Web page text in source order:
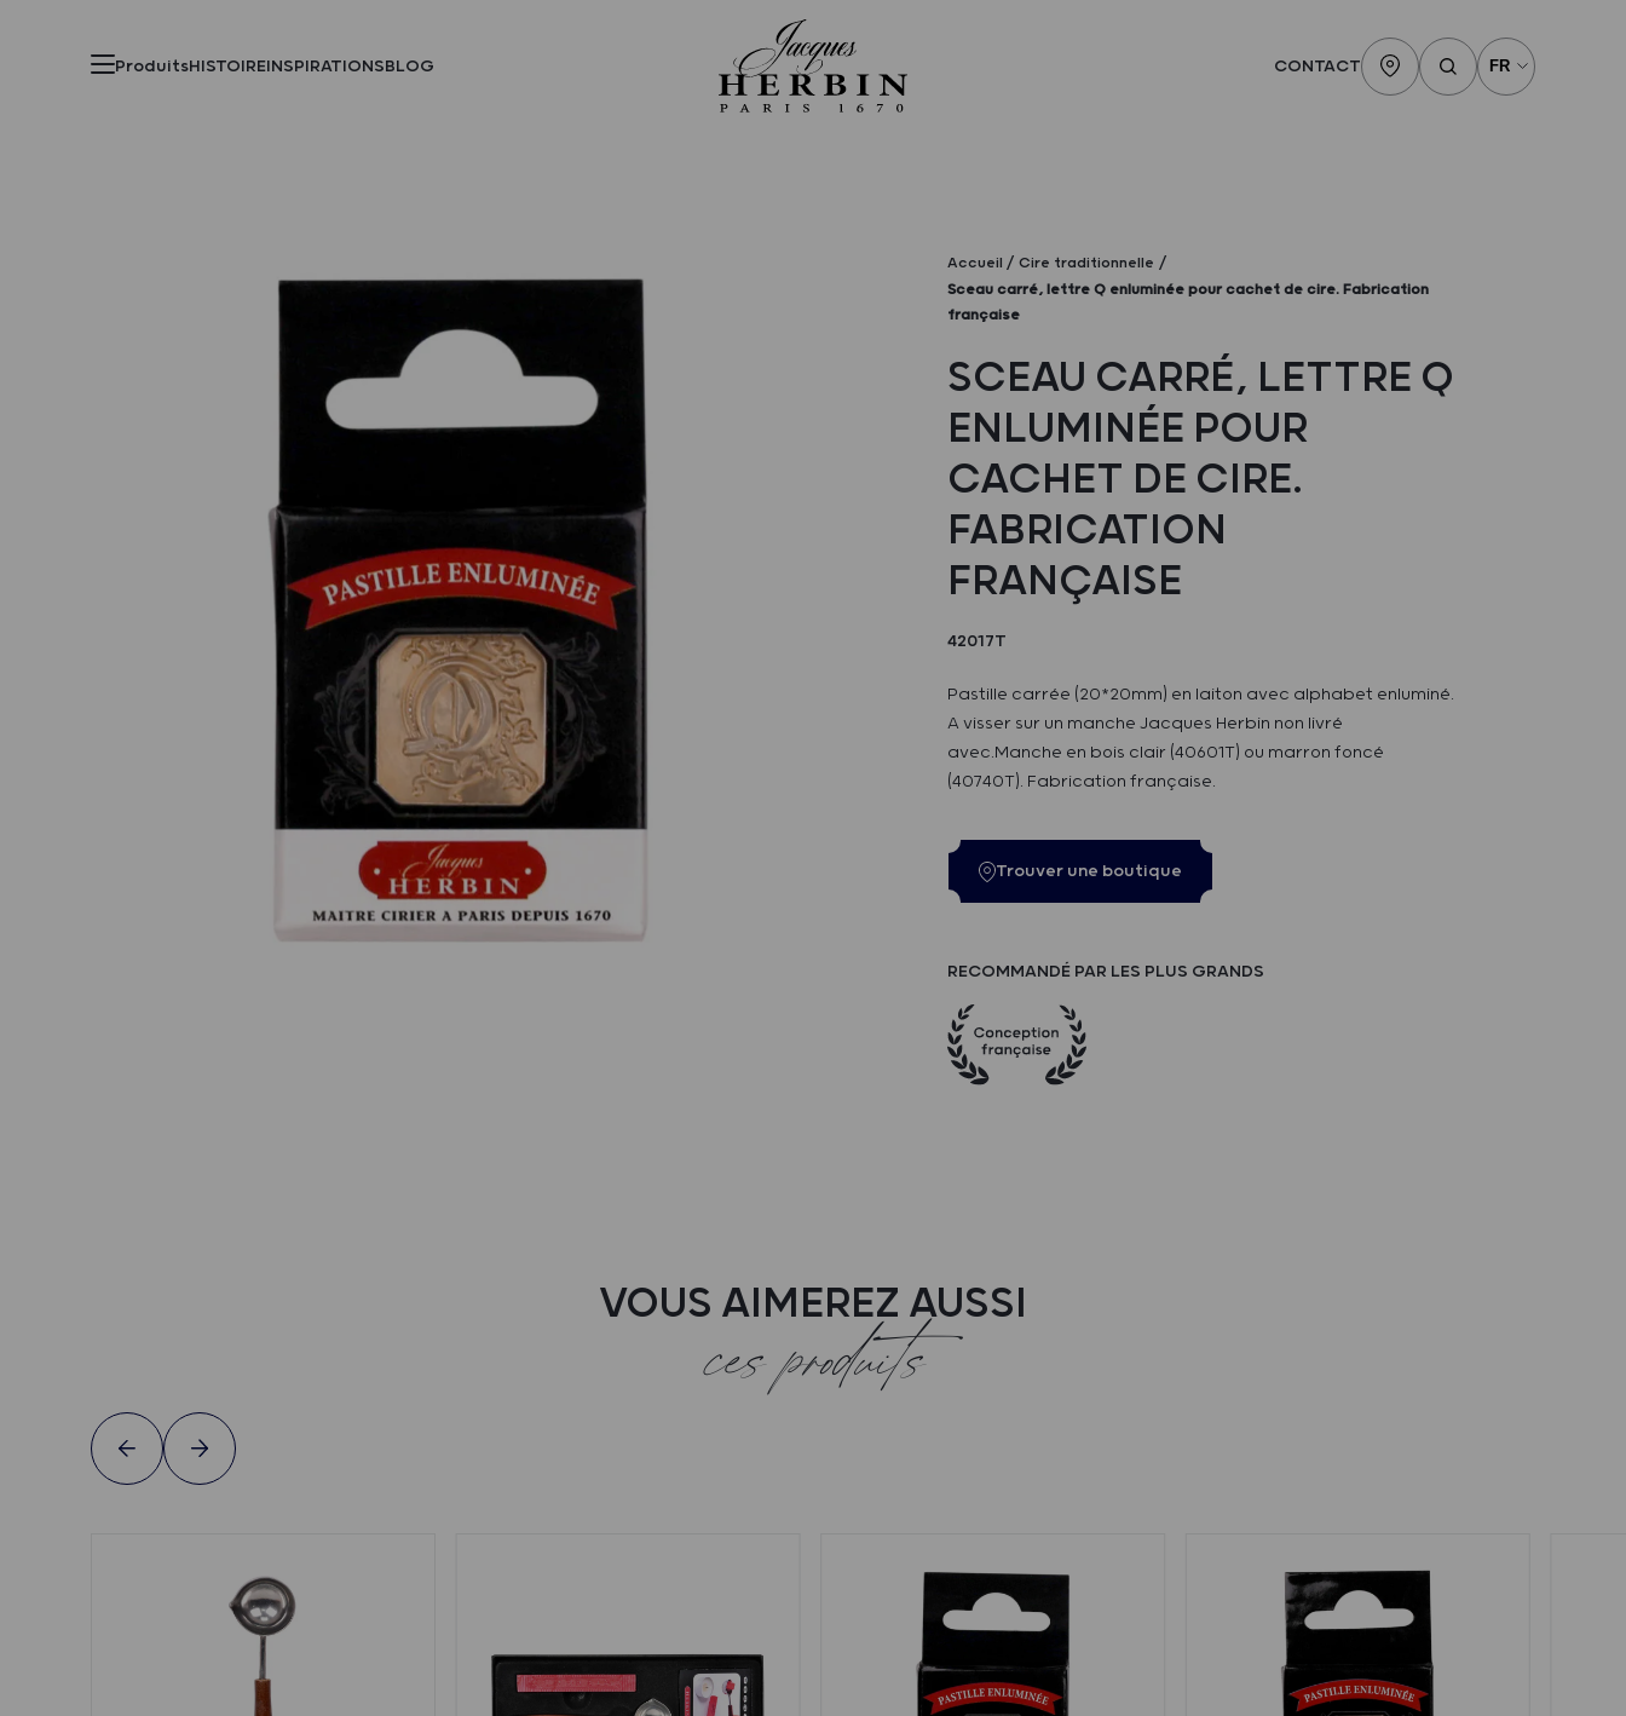
ProduitsHISTOIREINSPIRATIONSBLOG CONTACT
Accueil
Cire traditionnelle
Sceau carré, lettre Q enluminée pour cachet de cire. Fabrication
française
SCEAU CARRÉ, LETTRE Q
ENLUMINÉE POUR
CACHET DE CIRE.
FABRICATION
FRANÇAISE
42017T
Pastille carrée (20*20mm) en laiton avec alphabet enluminé.
A visser sur un manche Jacques Herbin non livré
avec.Manche en bois clair (40601T) ou marron foncé
(40740T). Fabrication française.
Trouver une boutique
RECOMMANDÉ PAR LES PLUS GRANDS
VOUS AIMEREZ AUSSI
ces produits